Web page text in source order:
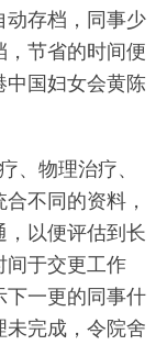
动存档，同事少
，节省的时间便
中国妇女会黄陈
、物理治疗、
不同的资料，
，以便评估到长
间于交更工作
下一更的同事什
未完成，令院舍